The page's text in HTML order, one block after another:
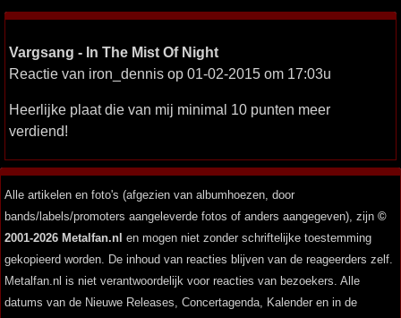
Vargsang - In The Mist Of Night
Reactie van iron_dennis op 01-02-2015 om 17:03u
Heerlijke plaat die van mij minimal 10 punten meer
verdiend!
Alle artikelen en foto's (afgezien van albumhoezen, door
bands/labels/promoters aangeleverde fotos of anders aangegeven), zijn ©
2001-2026 Metalfan.nl en mogen niet zonder schriftelijke toestemming
gekopieerd worden. De inhoud van reacties blijven van de reageerders zelf.
Metalfan.nl is niet verantwoordelijk voor reacties van bezoekers. Alle
datums van de Nieuwe Releases, Concertagenda, Kalender en in de